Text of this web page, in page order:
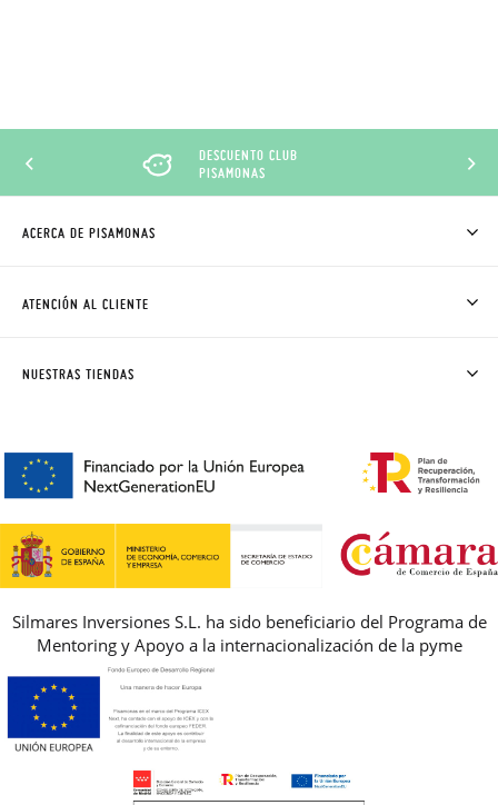
DESCUENTO CLUB
PISAMONAS
ACERCA DE PISAMONAS
CÓMO COMPRAR
AVISO LEGAL, PRIVACIDAD Y COOKIES
REBAJAS
ATENCIÓN AL CLIENTE
PREGUNTAS FRECUENTES
NUESTRAS TIENDAS
Silmares Inversiones S.L. ha sido beneficiario del Programa de
Mentoring y Apoyo a la internacionalización de la pyme